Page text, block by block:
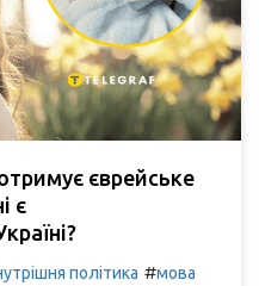
єврейське
є
політика #мова